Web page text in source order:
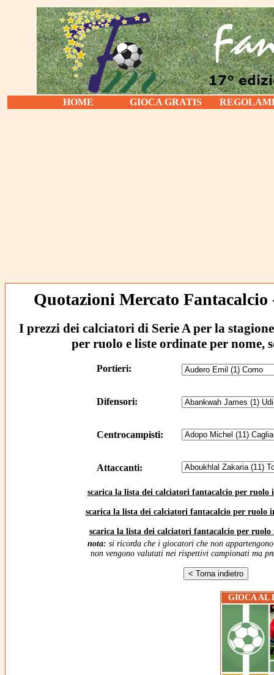
HOME GIOCA GRATIS
Quotazioni Mercato Fantacalcio
I prezzi dei calciatori di Serie A per la
per ruolo e liste ordinate per nome,
Portieri:
Difensori:
Centrocampisti:
Attaccanti:
scarica la lista dei calciatori fantacalcio per ruolo
scarica la lista dei calciatori fantacalcio per ruolo
scarica la lista dei calciatori fantacalcio per
nota: si ricorda che i giocatori che non
non vengono valutati nei rispettivi campionati ma
GIOCA AL